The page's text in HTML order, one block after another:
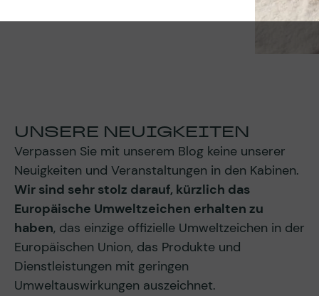
UNSERE NEUIGKEITEN
Verpassen Sie mit unserem Blog keine unserer
Neuigkeiten und Veranstaltungen in den Kabinen.
Wir sind sehr stolz darauf, kürzlich das
Europäische Umweltzeichen erhalten zu
haben, das einzige offizielle Umweltzeichen in der
Europäischen Union, das Produkte und
Dienstleistungen mit geringen
Umweltauswirkungen auszeichnet.